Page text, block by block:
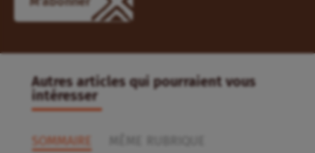
Autres articles qui pourraient vous
intéresser
SOMMAIRE